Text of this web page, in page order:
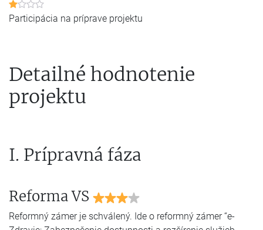
Participácia na príprave projektu
Detailné hodnotenie
projektu
I. Prípravná fáza
Reforma VS
Reformný zámer je schválený. Ide o reformný zámer “e-